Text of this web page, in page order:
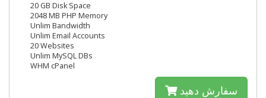
20 GB Disk Space
2048 MB PHP Memory
Unlim Bandwidth
Unlim Email Accounts
20 Websites
Unlim MySQL DBs
WHM cPanel
سفارش دهید